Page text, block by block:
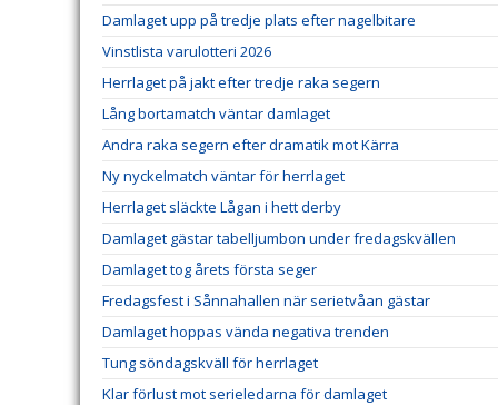
Damlaget upp på tredje plats efter nagelbitare
Vinstlista varulotteri 2026
Herrlaget på jakt efter tredje raka segern
Lång bortamatch väntar damlaget
Andra raka segern efter dramatik mot Kärra
Ny nyckelmatch väntar för herrlaget
Herrlaget släckte Lågan i hett derby
Damlaget gästar tabelljumbon under fredagskvällen
Damlaget tog årets första seger
Fredagsfest i Sånnahallen när serietvåan gästar
Damlaget hoppas vända negativa trenden
Tung söndagskväll för herrlaget
Klar förlust mot serieledarna för damlaget